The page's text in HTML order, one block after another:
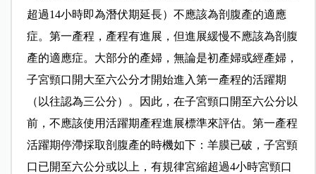
超過14小時即為潛伏期延長）不應該為剖腹產的適應
症。第一產程，產程有進展，但進展緩慢不應該為剖腹
產的適應症。大部分的產婦，無論是初產婦或經產婦，
子宮頸口開大至六公分才開始進入第一產程的活躍期
（以往認為三公分）。因此，在子宮頸口開至六公分以
前，不應該使用活躍期產程進展標準來評估。第一產程
活躍期停滯採取剖腹產的時機如下：羊膜已破，子宮頸
口已開至六公分或以上，有規律宮縮超過4小時宮頸口